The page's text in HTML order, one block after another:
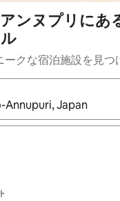
ンヌプリにあ
クな宿泊施設を見つ
示されたら、上下の矢印